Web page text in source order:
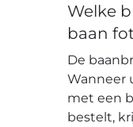
Welke
baan
De
Wanneer
met een
bestelt,